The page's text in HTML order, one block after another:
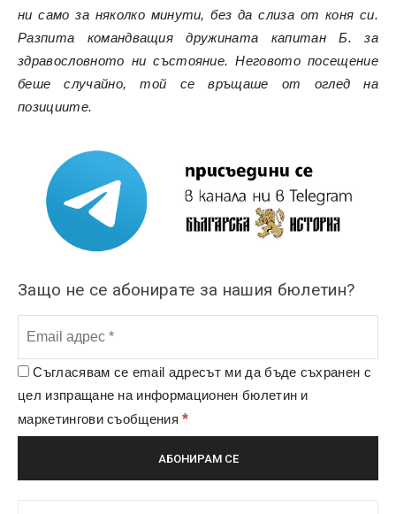
ни само за няколко минути, без да слиза от коня си.
Разпита командващия дружината капитан Б. за
здравословното ни състояние. Неговото посещение
беше случайно, той се връщаше от оглед на
позициите.
Защо не се абонирате за нашия бюлетин?
Съгласявам се email адресът ми да бъде съхранен с
цел изпращане на информационен бюлетин и
маркетингови съобщения*